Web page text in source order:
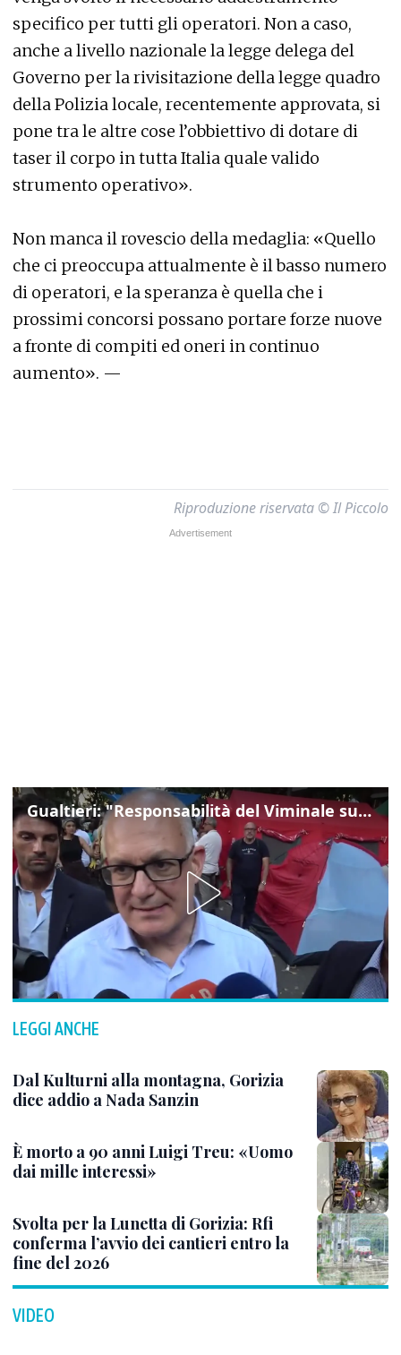
specifico per tutti gli operatori. Non a caso,
anche a livello nazionale la legge delega del
Governo per la rivisitazione della legge quadro
della Polizia locale, recentemente approvata, si
pone tra le altre cose l’obbiettivo di dotare di
taser il corpo in tutta Italia quale valido
strumento operativo».
Non manca il rovescio della medaglia: «Quello
che ci preoccupa attualmente è il basso numero
di operatori, e la speranza è quella che i
prossimi concorsi possano portare forze nuove
a fronte di compiti ed oneri in continuo
aumento». —
Riproduzione riservata © Il Piccolo
Gualtieri: "Responsabilità del Viminale su Spin Time? La posizione dei partiti è nota"
LEGGI ANCHE
Dal Kulturni alla montagna, Gorizia
dice addio a Nada Sanzin
È morto a 90 anni Luigi Treu: «Uomo
dai mille interessi»
Svolta per la Lunetta di Gorizia: Rfi
conferma l’avvio dei cantieri entro la
fine del 2026
VIDEO